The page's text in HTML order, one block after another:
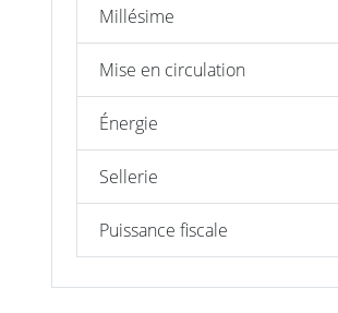
Millésime
Mise en circulation
Énergie
Sellerie
Puissance fiscale